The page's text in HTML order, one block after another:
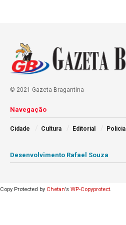
© 2021 Gazeta Bragantina
Navegação
Cidade Cultura Editorial Policial
Desenvolvimento Rafael Souza
Copy Protected by Chetan's WP-Copyprotect.